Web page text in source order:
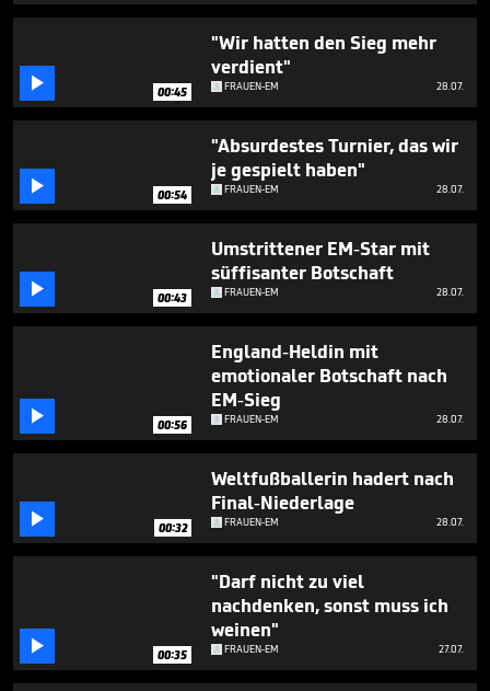
seconds
 00:45
"Wir hatten den Sieg mehr
verdient"
FRAUEN-EM 28.07.
 00:54
"Absurdestes Turnier, das wir
je gespielt haben"
FRAUEN-EM 28.07.
 00:43
Umstrittener EM-Star mit
süffisanter Botschaft
FRAUEN-EM 28.07.
 00:56
England-Heldin mit
emotionaler Botschaft nach
EM-Sieg
FRAUEN-EM 28.07.
 00:32
Weltfußballerin hadert nach
Final-Niederlage
FRAUEN-EM 28.07.
 00:35
"Darf nicht zu viel
nachdenken, sonst muss ich
weinen"
FRAUEN-EM 27.07.